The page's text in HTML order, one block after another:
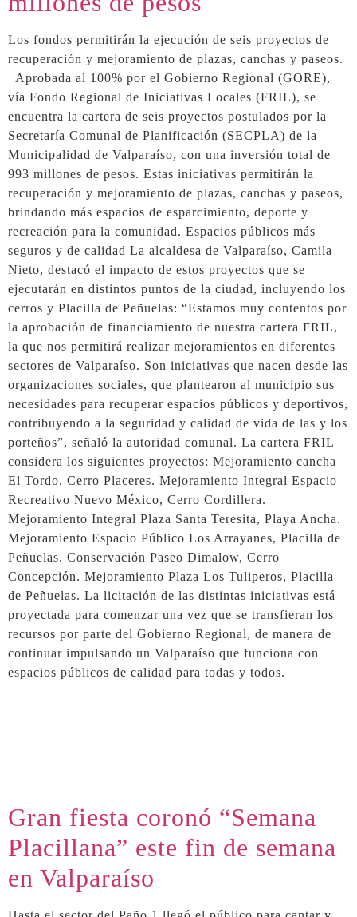
Los fondos permitirán la ejecución de seis proyectos de
recuperación y mejoramiento de plazas, canchas y paseos.
Aprobada al 100% por el Gobierno Regional (GORE),
vía Fondo Regional de Iniciativas Locales (FRIL), se
encuentra la cartera de seis proyectos postulados por la
Secretaría Comunal de Planificación (SECPLA) de la
Municipalidad de Valparaíso, con una inversión total de
993 millones de pesos. Estas iniciativas permitirán la
recuperación y mejoramiento de plazas, canchas y paseos,
brindando más espacios de esparcimiento, deporte y
recreación para la comunidad. Espacios públicos más
seguros y de calidad La alcaldesa de Valparaíso, Camila
Nieto, destacó el impacto de estos proyectos que se
ejecutarán en distintos puntos de la ciudad, incluyendo los
cerros y Placilla de Peñuelas: “Estamos muy contentos por
la aprobación de financiamiento de nuestra cartera FRIL,
la que nos permitirá realizar mejoramientos en diferentes
sectores de Valparaíso. Son iniciativas que nacen desde las
organizaciones sociales, que plantearon al municipio sus
necesidades para recuperar espacios públicos y deportivos,
contribuyendo a la seguridad y calidad de vida de las y los
porteños”, señaló la autoridad comunal. La cartera FRIL
considera los siguientes proyectos: Mejoramiento cancha
El Tordo, Cerro Placeres. Mejoramiento Integral Espacio
Recreativo Nuevo México, Cerro Cordillera.
Mejoramiento Integral Plaza Santa Teresita, Playa Ancha.
Mejoramiento Espacio Público Los Arrayanes, Placilla de
Peñuelas. Conservación Paseo Dimalow, Cerro
Concepción. Mejoramiento Plaza Los Tuliperos, Placilla
de Peñuelas. La licitación de las distintas iniciativas está
proyectada para comenzar una vez que se transfieran los
recursos por parte del Gobierno Regional, de manera de
continuar impulsando un Valparaíso que funciona con
espacios públicos de calidad para todas y todos.
Gran fiesta coronó “Semana
Placillana” este fin de semana
en Valparaíso